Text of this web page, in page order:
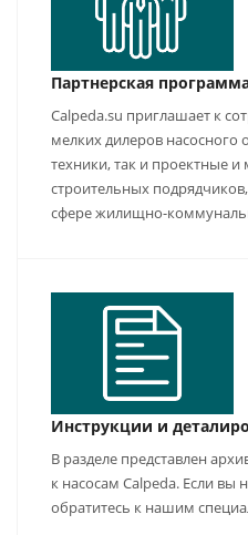
Партнерская
Calpeda.su приглашает к
мелких дилеров насосного
техники, так и проектные
строительных
сфере жилищно-
Инструкции и
В разделе представлен
к насосам Calpeda. Если
обратитесь к нашим